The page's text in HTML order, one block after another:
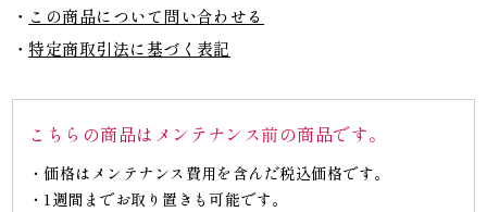
この商品について問い合わせる
特定商取引法に基づく表記
こちらの商品はメンテナンス前の商品です。
価格はメンテナンス費用を含んだ税込価格です。
1週間までお取り置きも可能です。